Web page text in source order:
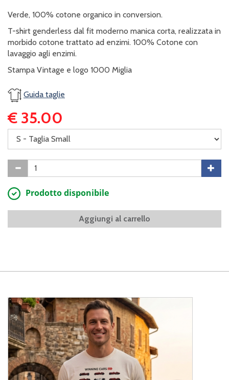
Verde, 100% cotone organico in conversion.
T-shirt genderless dal fit moderno manica corta, realizzata in
morbido cotone trattato ad enzimi. 100% Cotone con
lavaggio agli enzimi.
Stampa Vintage e logo 1000 Miglia
Guida taglie
€ 35.00
Prodotto disponibile
Aggiungi al carrello